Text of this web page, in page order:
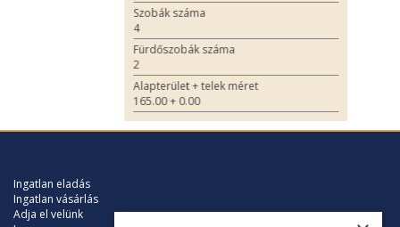
Szobák száma
Fürdőszobák száma
Alapterület + telek méret
165.00 + 0.00
Ingatlan eladás
Ingatlan vásárlás
Adja el velünk